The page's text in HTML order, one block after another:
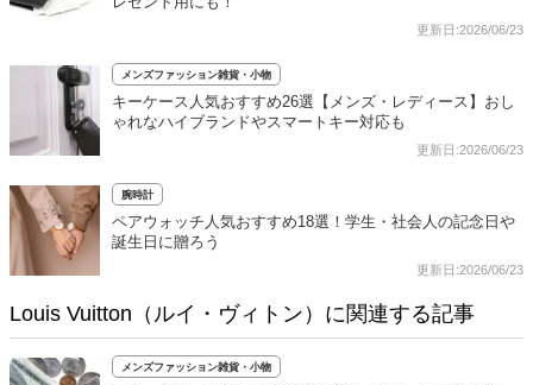
更新日:2026/06/23
メンズファッション雑貨・小物
キーケース人気おすすめ26選【メンズ・レディース】おし
ゃれなハイブランドやスマートキー対応も
更新日:2026/06/23
腕時計
ペアウォッチ人気おすすめ18選！学生・社会人の記念日や
誕生日に贈ろう
更新日:2026/06/23
Louis Vuitton（ルイ・ヴィトン）に関連する記事
メンズファッション雑貨・小物